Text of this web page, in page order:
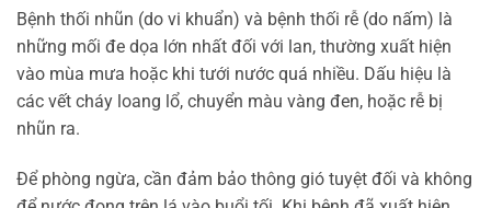
Bệnh thối nhũn (do vi khuẩn) và bệnh thối rễ (do nấm) là
những mối đe dọa lớn nhất đối với lan, thường xuất hiện
vào mùa mưa hoặc khi tưới nước quá nhiều. Dấu hiệu là
các vết cháy loang lổ, chuyển màu vàng đen, hoặc rễ bị
nhũn ra.
Để phòng ngừa, cần đảm bảo thông gió tuyệt đối và không